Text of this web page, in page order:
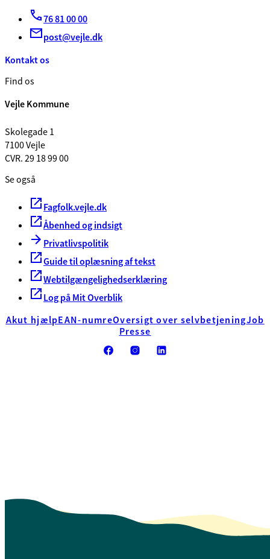
76 81 00 00
post@vejle.dk
Kontakt os
Find os
Vejle Kommune
Skolegade 1
7100 Vejle
CVR. 29 18 99 00
Se også
Fagfolk.vejle.dk
Åbenhed og indsigt
Privatlivspolitik
Guide til oplæsning af tekst
Webtilgængelighedserklæring
Log på Mit Overblik
Akut hjælpEAN-numreOversigt over selvbetjeningJob
Presse